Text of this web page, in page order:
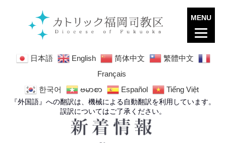
日本語 English 简体中文
繁體中文
Français
한국어
ဗမာစာ Español Tiếng Việt
『外国語』への翻訳は、機械による自動翻訳を利用しています。
誤訳についてはご了承ください。
MENU